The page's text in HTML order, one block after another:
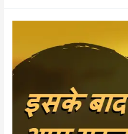
रुद्राक्ष
धारण
करने